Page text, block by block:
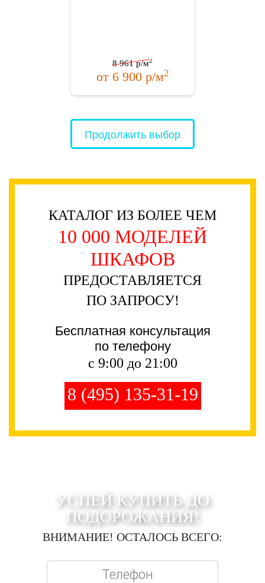
8 961р/м2
от 6 900р/м2
Продолжить выбор
КАТАЛОГ ИЗ БОЛЕЕ ЧЕМ
10 000 МОДЕЛЕЙ
ШКАФОВ
ПРЕДОСТАВЛЯЕТСЯ
ПО ЗАПРОСУ!
Бесплатная консультация
по телефону
с 9:00 до 21:00
8 (495) 135-31-19
УСПЕЙ КУПИТЬ ДО
ПОДОРОЖАНИЯ!
ВНИМАНИЕ! ОСТАЛОСЬ ВСЕГО: